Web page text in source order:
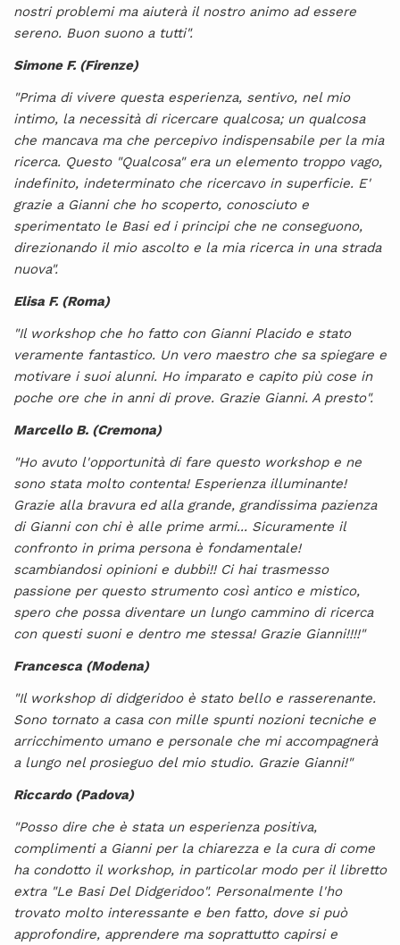
nostri problemi ma aiuterà il nostro animo ad essere
sereno. Buon suono a tutti".
Simone F. (Firenze)
"Prima di vivere questa esperienza, sentivo, nel mio
intimo, la necessità di ricercare qualcosa; un qualcosa
che mancava ma che percepivo indispensabile per la mia
ricerca. Questo "Qualcosa" era un elemento troppo vago,
indefinito, indeterminato che ricercavo in superficie. E'
grazie a Gianni che ho scoperto, conosciuto e
sperimentato le Basi ed i principi che ne conseguono,
direzionando il mio ascolto e la mia ricerca in una strada
nuova".
Elisa F. (Roma)
"Il workshop che ho fatto con Gianni Placido e stato
veramente fantastico. Un vero maestro che sa spiegare e
motivare i suoi alunni. Ho imparato e capito più cose in
poche ore che in anni di prove. Grazie Gianni. A presto".
Marcello B. (Cremona)
"Ho avuto l'opportunità di fare questo workshop e ne
sono stata molto contenta! Esperienza illuminante!
Grazie alla bravura ed alla grande, grandissima pazienza
di Gianni con chi è alle prime armi... Sicuramente il
confronto in prima persona è fondamentale!
scambiandosi opinioni e dubbi!! Ci hai trasmesso
passione per questo strumento così antico e mistico,
spero che possa diventare un lungo cammino di ricerca
con questi suoni e dentro me stessa! Grazie Gianni!!!!"
Francesca (Modena)
"Il workshop di didgeridoo è stato bello e rasserenante.
Sono tornato a casa con mille spunti nozioni tecniche e
arricchimento umano e personale che mi accompagnerà
a lungo nel prosieguo del mio studio. Grazie Gianni!"
Riccardo (Padova)
"Posso dire che è stata un esperienza positiva,
complimenti a Gianni per la chiarezza e la cura di come
ha condotto il workshop, in particolar modo per il libretto
extra "Le Basi Del Didgeridoo". Personalmente l'ho
trovato molto interessante e ben fatto, dove si può
approfondire, apprendere ma soprattutto capirsi e